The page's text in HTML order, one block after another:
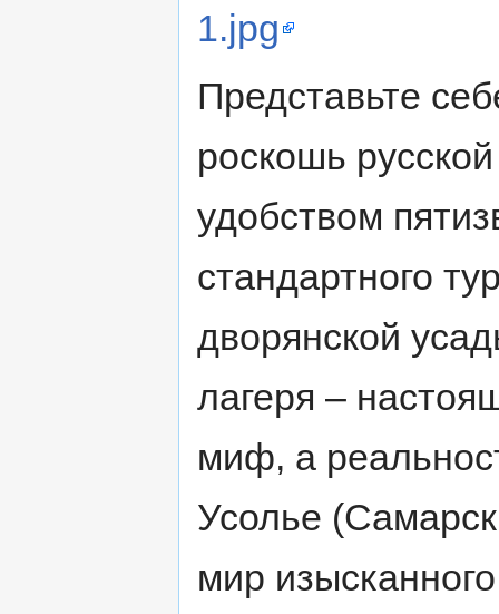
1.jpg
Представьте
роскошь
удобством
стандартного
дворянской
лагеря –
миф, а
Усолье
мир